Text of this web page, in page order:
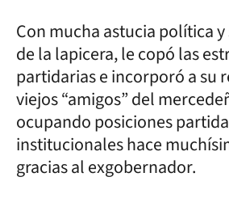
Con mucha astucia política
de la lapicera, le copó las
partidarias e incorporó a su
viejos “amigos” del
ocupando posiciones
institucionales hace
gracias al exgobernador.